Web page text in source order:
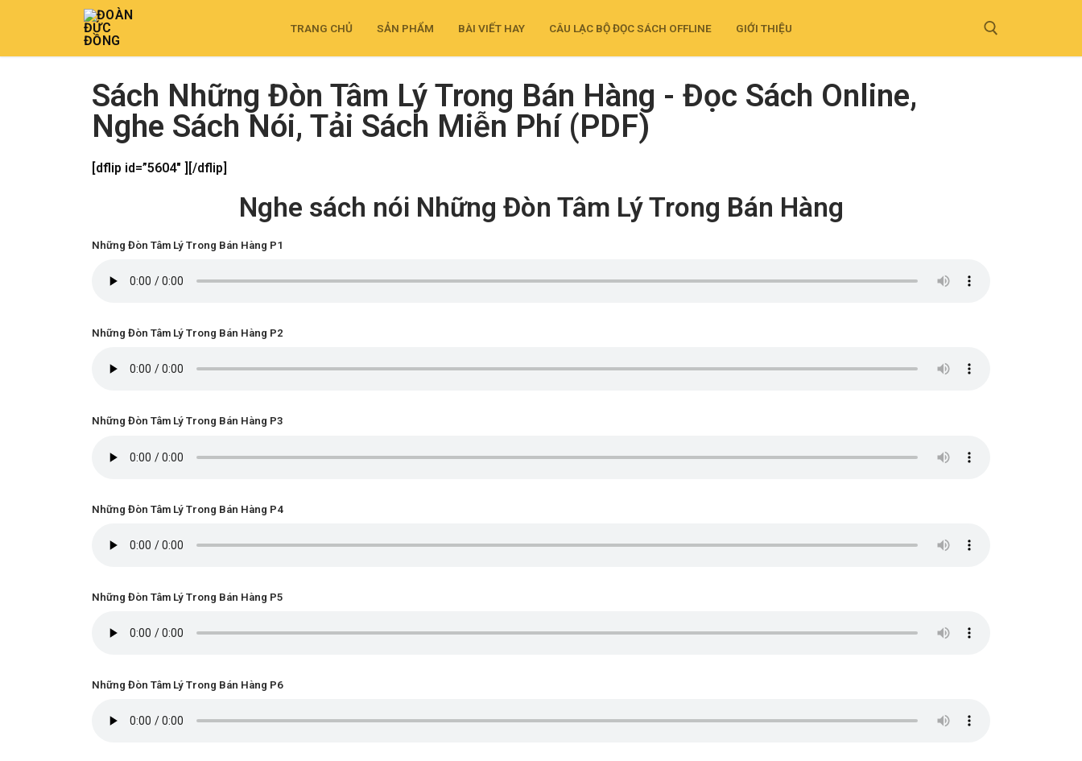
TRANG CHỦ SẢN PHẨM BÀI VIẾT HAY CÂU LẠC BỘ ĐỌC SÁCH OFFLINE GIỚI THIỆU
Sách Những Đòn Tâm Lý Trong Bán Hàng - Đọc Sách Online,
Nghe Sách Nói, Tải Sách Miễn Phí (PDF)
[dflip id=”5604″ ][/dflip]
Nghe sách nói Những Đòn Tâm Lý Trong Bán Hàng
Những Đòn Tâm Lý Trong Bán Hàng P1
Những Đòn Tâm Lý Trong Bán Hàng P2
Những Đòn Tâm Lý Trong Bán Hàng P3
Những Đòn Tâm Lý Trong Bán Hàng P4
Những Đòn Tâm Lý Trong Bán Hàng P5
Những Đòn Tâm Lý Trong Bán Hàng P6